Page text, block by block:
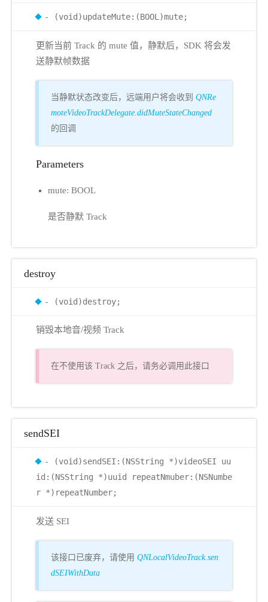
- (void)updateMute:(BOOL)mute;
更新当前 Track 的 mute 值，静默后，SDK 将会发
送静默帧数据
当静默状态改变后，远端用户将会收到 QNRe
moteVideoTrackDelegate.didMuteStateChanged
的回调
Parameters
mute: BOOL
是否静默 Track
destroy
- (void)destroy;
销毁本地音/视频 Track
在不使用该 Track 之后，请务必调用此接口
sendSEI
- (void)sendSEI:(NSString *)videoSEI uu
id:(NSString *)uuid repeatNmuber:(NSNumbe
r *)repeatNumber;
发送 SEI
该接口已废弃，请使用 QNLocalVideoTrack.sen
dSEIWithData